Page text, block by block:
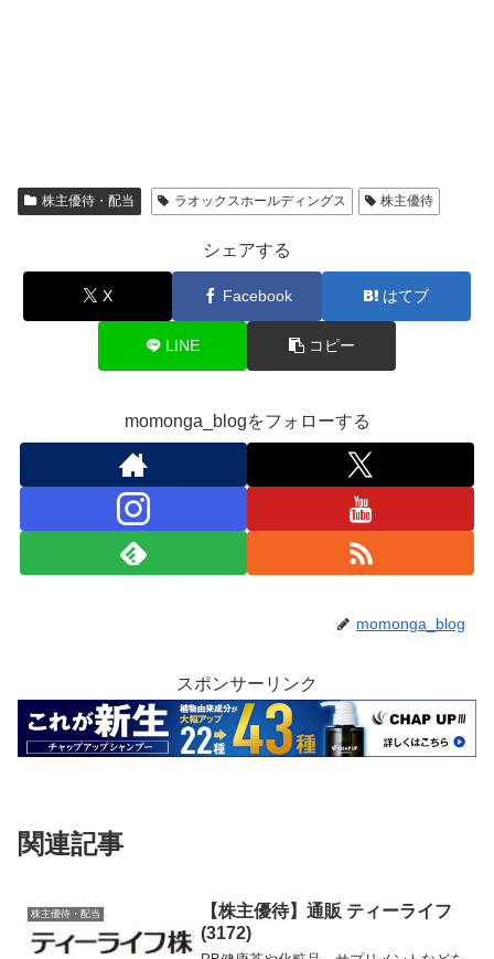
株主優待・配当 ラオックスホールディングス 株主優待
シェアする
X Facebook はてブ
LINE コピー
momonga_blogをフォローする
momonga_blog
スポンサーリンク
関連記事
株主優待・配当
【株主優待】通販 ティーライフ
(3172)